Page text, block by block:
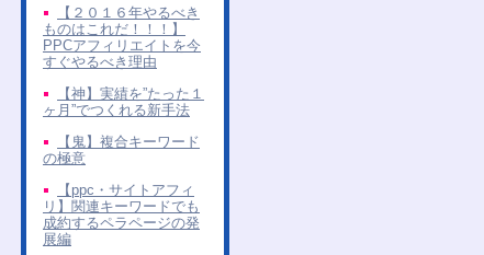
【２０１６年やるべき
ものはこれだ！！！】
PPCアフィリエイトを今
すぐやるべき理由
【神】実績を”たった１
ヶ月”でつくれる新手法
【鬼】複合キーワード
の極意
【ppc・サイトアフィ
リ】関連キーワードでも
成約するペラページの発
展編